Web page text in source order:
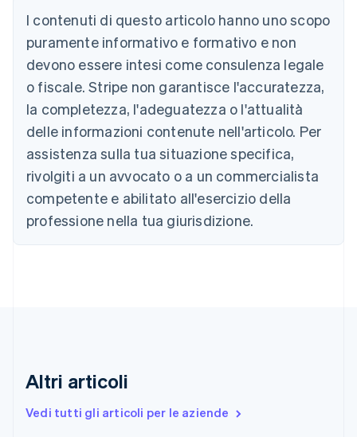
I contenuti di questo articolo hanno uno scopo
puramente informativo e formativo e non
devono essere intesi come consulenza legale
o fiscale. Stripe non garantisce l'accuratezza,
la completezza, l'adeguatezza o l'attualità
delle informazioni contenute nell'articolo. Per
assistenza sulla tua situazione specifica,
rivolgiti a un avvocato o a un commercialista
competente e abilitato all'esercizio della
professione nella tua giurisdizione.
Altri articoli
Vedi tutti gli articoli per le aziende
Belgio
Nederlands FrançaisDeutschEnglish
Brasile
Português English
Bulgaria
English
Canada
EnglishFrançais
Cina continentale
简体中文
Cipro
English
Croazia
Danimarca
Francia
Germania